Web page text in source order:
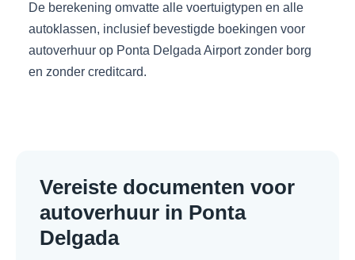
De berekening omvatte alle voertuigtypen en alle
autoklassen, inclusief bevestigde boekingen voor
autoverhuur op Ponta Delgada Airport zonder borg
en zonder creditcard.
Vereiste documenten voor
autoverhuur in Ponta
Delgada